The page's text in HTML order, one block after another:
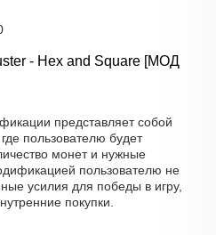
- Hex and Square [МОД
представляет собой
пользователю будет
монет и нужные
пользователю не
усилия для победы в игру,
покупки.